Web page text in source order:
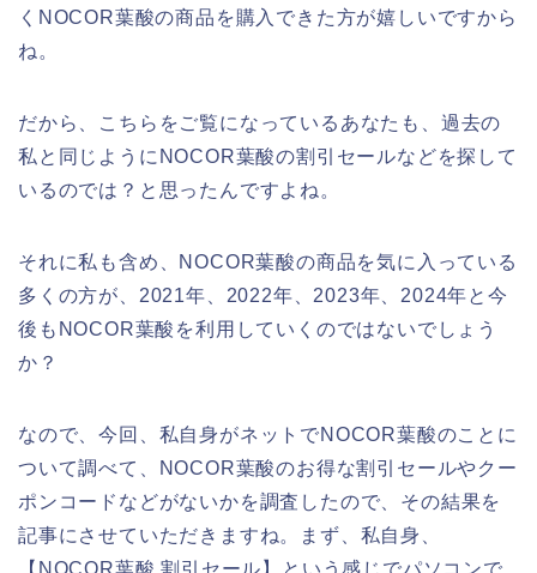
くNOCOR葉酸の商品を購入できた方が嬉しいですから
ね。
だから、こちらをご覧になっているあなたも、過去の
私と同じようにNOCOR葉酸の割引セールなどを探して
いるのでは？と思ったんですよね。
それに私も含め、NOCOR葉酸の商品を気に入っている
多くの方が、2021年、2022年、2023年、2024年と今
後もNOCOR葉酸を利用していくのではないでしょう
か？
なので、今回、私自身がネットでNOCOR葉酸のことに
ついて調べて、NOCOR葉酸のお得な割引セールやクー
ポンコードなどがないかを調査したので、その結果を
記事にさせていただきますね。まず、私自身、